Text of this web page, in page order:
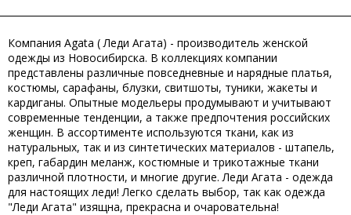
Компания Agata ( Леди Агата) - производитель женской
одежды из Новосибирска. В коллекциях компании
представлены различные повседневные и нарядные платья,
костюмы, сарафаны, блузки, свитшоты, туники, жакеты и
кардиганы. Опытные модельеры продумывают и учитывают
современные тенденции, а также предпочтения российских
женщин. В ассортименте используются ткани, как из
натуральных, так и из синтетических материалов - штапель,
креп, габардин меланж, костюмные и трикотажные ткани
различной плотности, и многие другие. Леди Агата - одежда
для настоящих леди! Легко сделать выбор, так как одежда
"Леди Агата" изящна, прекрасна и очаровательна!